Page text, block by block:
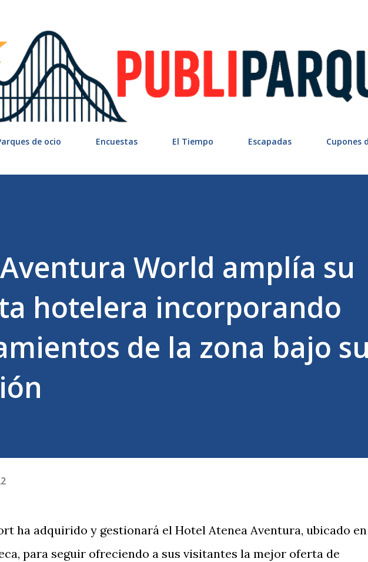
de ocio Encuestas El Tiempo Escapadas Cupones
World amplía su
hotelera incorporando
de la zona bajo
ha adquirido y gestionará el Hotel Atenea Aventura, ubicado en
para seguir ofreciendo a sus visitantes la mejor oferta de